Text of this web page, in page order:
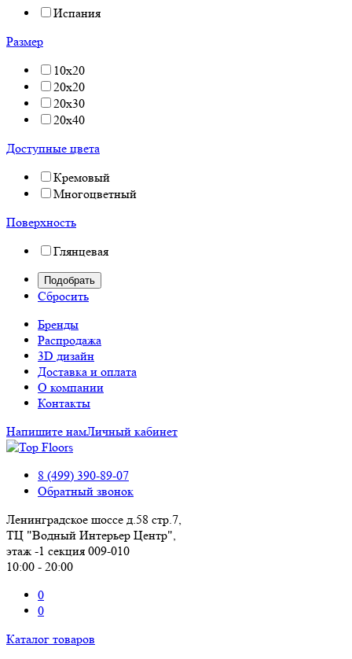
Испания
Размер
10x20
20x20
20x30
20x40
Доступные цвета
Кремовый
Многоцветный
Поверхность
Глянцевая
Сбросить
Бренды
Распродажа
3D дизайн
Доставка и оплата
О компании
Контакты
Напишите намЛичный кабинет
8 (499) 390-89-07
Обратный звонок
Ленинградское шоссе д.58 стр.7,
ТЦ "Водный Интерьер Центр",
этаж -1 секция 009-010
10:00 - 20:00
0
0
Каталог товаров